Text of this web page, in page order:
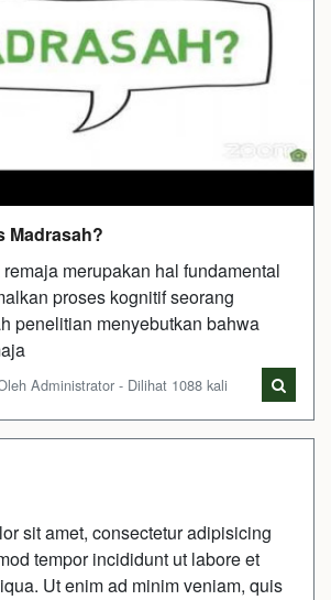
Madrasah?
merupakan hal fundamental
proses kognitif seorang
penelitian menyebutkan bahwa
Administrator - Dilihat 1088 kali
sit amet, consectetur adipisicing
tempor incididunt ut labore et
Ut enim ad minim veniam, quis